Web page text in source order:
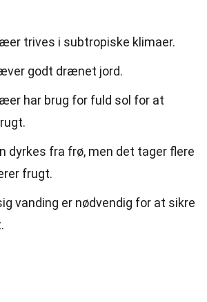
trives i subtropiske klimaer.
godt drænet jord.
har brug for fuld sol for at
dyrkes fra frø, men det tager flere
frugt.
vanding er nødvendig for at sikre